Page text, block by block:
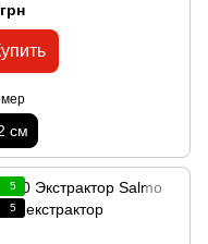
см
5
5